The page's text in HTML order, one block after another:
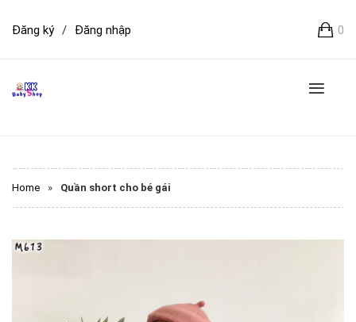
0
Đăng ký / Đăng nhập
Home » Quần short cho bé gái